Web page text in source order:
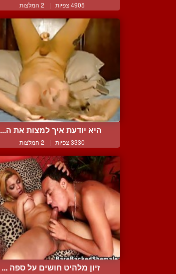
4905 צפיות | 2 המלצות
היא יודעת איך למצות את ה...
3330 צפיות | 2 המלצות
זיון מלהיט חושים על ספה ...